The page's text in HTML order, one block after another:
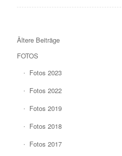
Ältere Beiträge
FOTOS
Fotos 2023
Fotos 2022
Fotos 2019
Fotos 2018
Fotos 2017